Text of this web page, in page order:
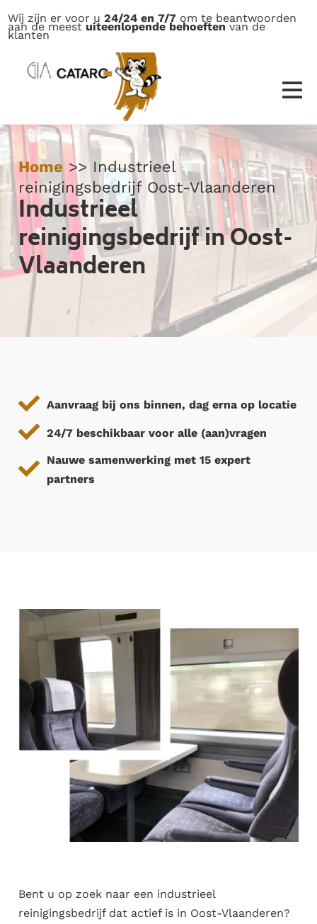
Wij zijn er voor u24/24 en 7/7 om te beantwoorden
aan de meestuiteenlopende behoeftenvan de
klanten
Home>> Industrieel
reinigingsbedrijf Oost-Vlaanderen
Industrieel
reinigingsbedrijf in Oost-
Vlaanderen
Aanvraag bij ons binnen, dag erna op locatie
24/7 beschikbaar voor alle (aan)vragen
Nauwe samenwerking met 15 expert
partners
Bent u op zoek naar een industrieel
reinigingsbedrijf​ dat actief is in Oost-Vlaanderen?